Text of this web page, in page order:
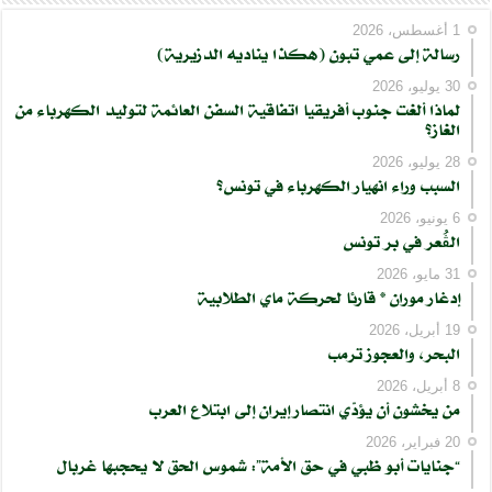
1 أغسطس، 2026
رسالة إلى عمي تبون (هكذا يناديه الدزيرية)
30 يوليو، 2026
لماذا ألغت جنوب أفريقيا اتفاقية السفن العائمة لتوليد الكهرباء من
الغاز؟
28 يوليو، 2026
السبب وراء انهيار الكهرباء في تونس؟
6 يونيو، 2026
الڨُعر في بر تونس
31 مايو، 2026
إدغار موران * قارئا لحركة ماي الطلابية
19 أبريل، 2026
البحر، والعجوز ترمب
8 أبريل، 2026
من يخشون أن يؤدّي انتصار إيران إلى ابتلاع العرب
20 فبراير، 2026
“جنايات أبو ظبي في حق الأمة”: شموس الحق لا يحجبها غربال